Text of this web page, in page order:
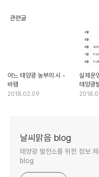
관련글
어느 태양광 농부의 시 -
바램
2018.02.09
실제운
태양광
날씨맑음 blog
태양광 발전소를 위한 정보
blog